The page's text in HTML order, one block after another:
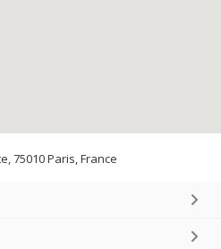
75010 Paris, France